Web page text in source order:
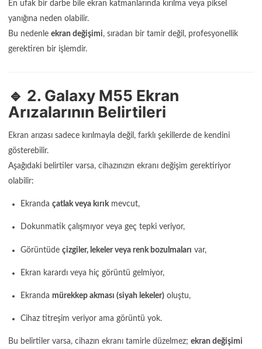
En ufak bir darbe bile ekran katmanlarında kırılma veya piksel
yanığına neden olabilir.
Bu nedenle ekran değişimi, sıradan bir tamir değil, profesyonellik
gerektiren bir işlemdir.
🔹 2. Galaxy M55 Ekran
Arızalarının Belirtileri
Ekran arızası sadece kırılmayla değil, farklı şekillerde de kendini
gösterebilir.
Aşağıdaki belirtiler varsa, cihazınızın ekranı değişim gerektiriyor
olabilir:
Ekranda çatlak veya kırıkmevcut,
Dokunmatik çalışmıyor veya geç tepki veriyor,
Görüntüde çizgiler, lekeler veya renk bozulmaları var,
Ekran karardı veya hiç görüntü gelmiyor,
Ekranda mürekkep akması (siyah lekeler) oluştu,
Cihaz titreşim veriyor ama görüntü yok.
Bu belirtiler varsa, cihazın ekranı tamirle düzelmez; ekran değişimi